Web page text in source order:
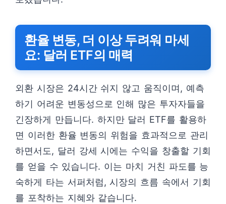
환율 변동, 더 이상 두려워 마세
요: 달러 ETF의 매력
외환 시장은 24시간 쉬지 않고 움직이며, 예측
하기 어려운 변동성으로 인해 많은 투자자들을
긴장하게 만듭니다. 하지만 달러 ETF를 활용하
면 이러한 환율 변동의 위험을 효과적으로 관리
하면서도, 달러 강세 시에는 수익을 창출할 기회
를 얻을 수 있습니다. 이는 마치 거친 파도를 능
숙하게 타는 서퍼처럼, 시장의 흐름 속에서 기회
를 포착하는 지혜와 같습니다.